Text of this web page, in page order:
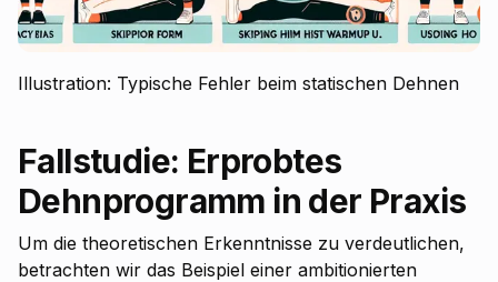
Illustration: Typische Fehler beim statischen Dehnen
Fallstudie: Erprobtes
Dehnprogramm in der Praxis
Um die theoretischen Erkenntnisse zu verdeutlichen,
betrachten wir das Beispiel einer ambitionierten